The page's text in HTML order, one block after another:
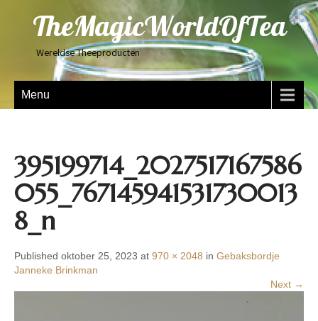
TheMagicWorldOfTea
Wereldse Theeproducten
Menu
395199714_2027517167586
055_767145941531730013
8_n
Published oktober 25, 2023 at 970 × 2048 in Gebaksbordje
Janneke Brinkman
Next →